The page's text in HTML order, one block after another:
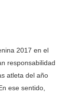
2017 en el
responsabilidad
atleta del año
ese sentido,